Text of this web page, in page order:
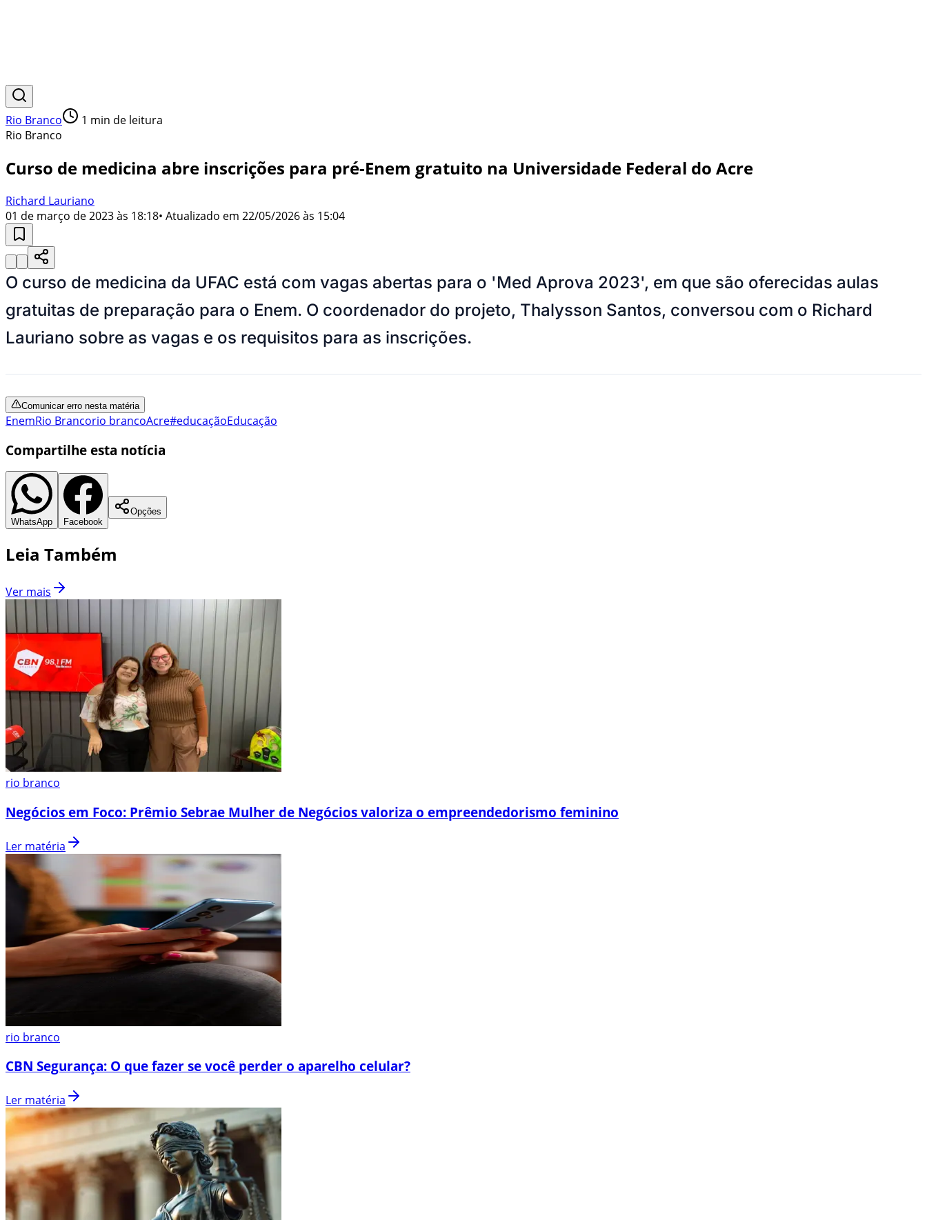
Rio Branco 1 min de leitura
Rio Branco
Curso de medicina abre inscrições para pré-Enem gratuito na Universidade Federal do Acre
Richard Lauriano
01 de março de 2023 às 18:18• Atualizado em 22/05/2026 às 15:04
O curso de medicina da UFAC está com vagas abertas para o 'Med Aprova 2023', em que são oferecidas aulas
gratuitas de preparação para o Enem. O coordenador do projeto, Thalysson Santos, conversou com o Richard
Lauriano sobre as vagas e os requisitos para as inscrições.
Comunicar erro nesta matéria
EnemRio Brancorio brancoAcre#educaçãoEducação
Compartilhe esta notícia
WhatsApp Facebook
Opções
Leia Também
Ver mais
rio branco
Negócios em Foco: Prêmio Sebrae Mulher de Negócios valoriza o empreendedorismo feminino
Ler matéria
rio branco
CBN Segurança: O que fazer se você perder o aparelho celular?
Ler matéria